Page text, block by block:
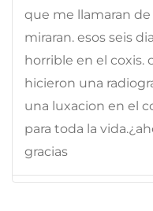
que me llamaran
miraran. esos seis
horrible en el coxis.
hicieron una
una luxacion en el
para toda la
gracias